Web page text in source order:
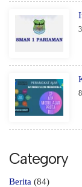
Category
Berita (84)